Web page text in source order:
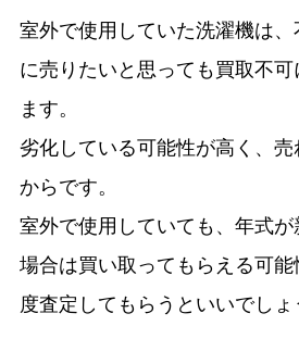
室外で使用していた洗濯機は、
に売りたいと思っても買取不可
ます。
劣化している可能性が高く、
からです。
室外で使用していても、年式
場合は買い取ってもらえる可
度査定してもらうといいでしょ